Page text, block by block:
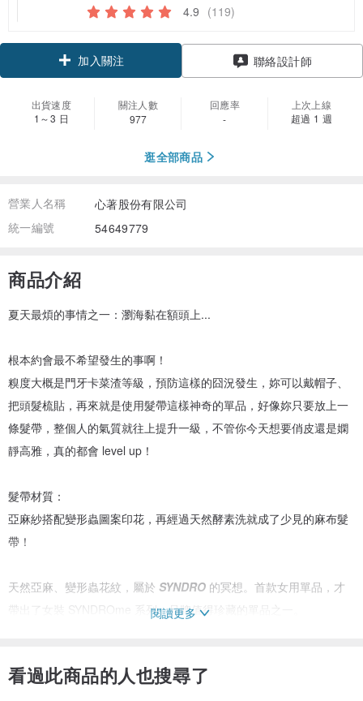
4.9 (119)
加入關注 聯絡設計師
出貨速度
1～3 日
關注人數
977
回應率
-
上次上線
超過 1 週
逛全部商品
營業人名稱
心著股份有限公司
統一編號
54649779
商品介紹
夏天最煩的事情之一：瀏海黏在額頭上...
根本約會最不希望發生的事啊！
糗度大概是門牙卡菜渣等級，預防這樣的囧況發生，妳可以戴帽子、
把頭髮梳貼，再來就是使用髮帶這樣神奇的單品，好像妳只要放上一
條髮帶，整個人的氣質就往上提升一級，不管你今天想要俏皮還是嫻
靜高雅，真的都會 level up！
髮帶材質：
亞麻紗搭配變形蟲圖案印花，再經過天然酵素洗就成了少見的麻布髮
帶！
天然亞麻、變形蟲花紋，屬於 SYNDRO 的冥想。首款女用單品，才
帶出了女裝 SYNDROme 系列，品牌值得珍藏的單品之一。
閱讀更多
看過此商品的人也搜尋了